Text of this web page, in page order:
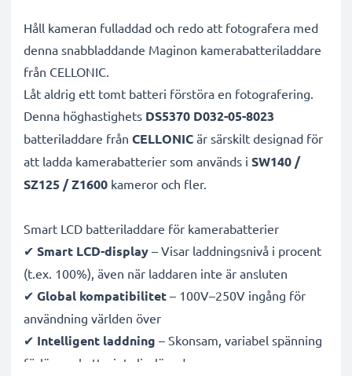
Håll kameran fulladdad och redo att fotografera med
denna snabbladdande Maginon kamerabatteriladdare
från CELLONIC.
Låt aldrig ett tomt batteri förstöra en fotografering.
Denna höghastighets DS5370 D032-05-8023
batteriladdare från CELLONIC är särskilt designad för
att ladda kamerabatterier som används i SW140 /
SZ125 / Z1600 kameror och fler.
Smart LCD batteriladdare för kamerabatterier
✔ Smart LCD-display – Visar laddningsnivå i procent
(t.ex. 100%), även när laddaren inte är ansluten
✔ Global kompatibilitet – 100V–250V ingång för
användning världen över
✔ Intelligent laddning – Skonsam, variabel spänning
förlänger batteriets livslängd